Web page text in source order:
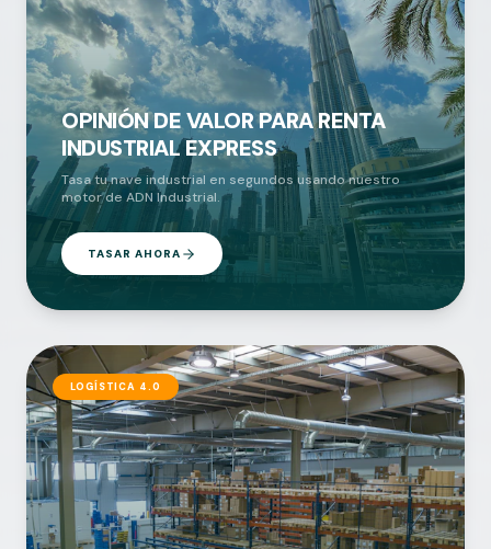
OPINIÓN DE VALOR PARA RENTA
INDUSTRIAL EXPRESS
Tasa tu nave industrial en segundos usando nuestro
motor de ADN Industrial.
TASAR AHORA
LOGÍSTICA 4.0